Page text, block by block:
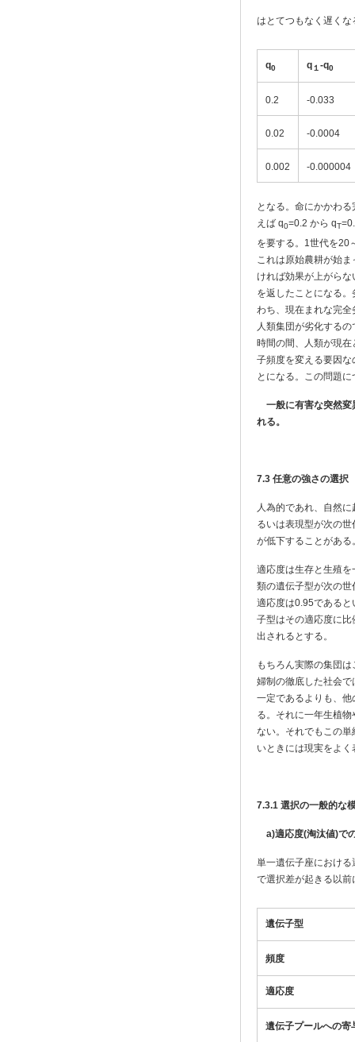
はとてつもなく遅く
q0 q１-q0
0.2 -0.033
0.02 -0.0004
0.002 -0.000004
となる。命にかかわ
えば q0=0.2 から qT
を要する。1世代を20
これは原始農耕が始
ければ効果が上がら
を返したことになる
わち、現在まれな完
人類集団が劣化する
時間の間、人類が現
子頻度を変える要因
とになる。この問題
一般に有害な突然変
れる。
7.3 任意の強さの選択
人為的であれ、自然
るいは表現型が次の
が低下することがあ
適応度は生存と生殖
類の遺伝子型が次の
適応度は0.95である
子型はその適応度に
出されるとする。
もちろん実際の集団
婦制の徹底した社会
一定であるよりも、
る。それに一年生植
ない。それでもこの
いときには現実をよ
7.3.1 選択の一般的な
a)適応度(淘汰値)で
単一遺伝子座におけ
で選択差が起きる以前
遺伝子型
頻度
適応度
遺伝子プールへの寄